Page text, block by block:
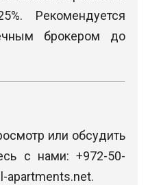
Рекомендуется
брокером до
или обсудить
с нами: +972-50-
apartments.net.